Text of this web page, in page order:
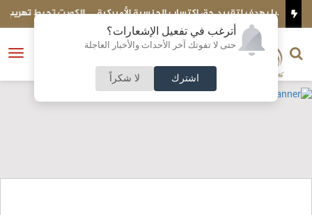
أترغب في تفعيل الإشعارات؟
حتى لا تفوتك آخر الأحداث والأخبار العاجلة
اشترك لا شكراً
الأميركية الكويت تحبط تهريب شحنة ضخمة إلى مصر..ماذا بداخلها؟
فتح
الناشر و رئيس التحرير
النسخة الكاملة